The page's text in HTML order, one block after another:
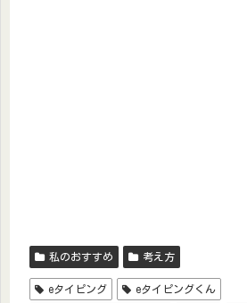
私のおすすめ 考え方
eタイピング eタイピングくん